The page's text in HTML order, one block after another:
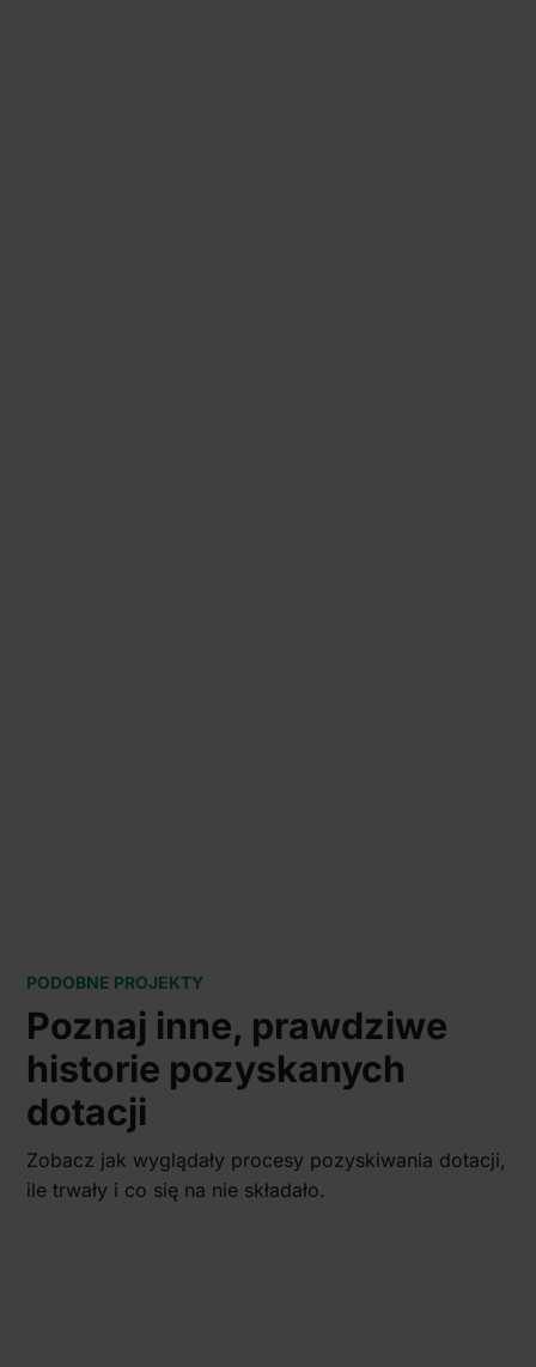
PODOBNE PROJEKTY
Poznaj inne, prawdziwe
historie pozyskanych
dotacji
Zobacz jak wyglądały procesy pozyskiwania dotacji,
ile trwały i co się na nie składało.